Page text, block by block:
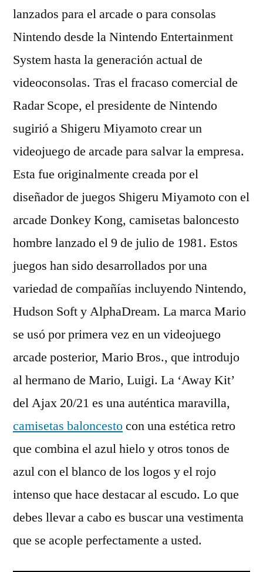
lanzados para el arcade o para consolas
Nintendo desde la Nintendo Entertainment
System hasta la generación actual de
videoconsolas. Tras el fracaso comercial de
Radar Scope, el presidente de Nintendo
sugirió a Shigeru Miyamoto crear un
videojuego de arcade para salvar la empresa.
Esta fue originalmente creada por el
diseñador de juegos Shigeru Miyamoto con el
arcade Donkey Kong, camisetas baloncesto
hombre lanzado el 9 de julio de 1981. Estos
juegos han sido desarrollados por una
variedad de compañías incluyendo Nintendo,
Hudson Soft y AlphaDream. La marca Mario
se usó por primera vez en un videojuego
arcade posterior, Mario Bros., que introdujo
al hermano de Mario, Luigi. La ‘Away Kit’
del Ajax 20/21 es una auténtica maravilla,
camisetas baloncestocon una estética retro
que combina el azul hielo y otros tonos de
azul con el blanco de los logos y el rojo
intenso que hace destacar al escudo. Lo que
debes llevar a cabo es buscar una vestimenta
que se acople perfectamente a usted.